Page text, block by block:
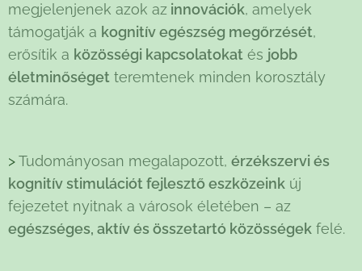
megjelenjenek azok az innovációk, amelyek
támogatják a kognitív egészség megőrzését,
erősítik a közösségi kapcsolatokat és jobb
életminőséget teremtenek minden korosztály
számára.
>Tudományosan megalapozott, érzékszervi és
kognitív stimulációt fejlesztő eszközeink új
fejezetet nyitnak a városok életében – az
egészséges, aktív és összetartó közösségek felé.